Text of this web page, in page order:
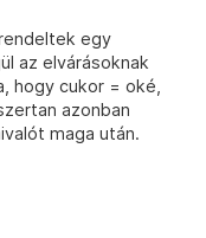
egy
az elvárásoknak
hogy cukor = oké,
azonban
maga után.